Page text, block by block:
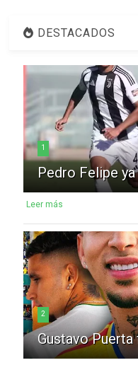
DESTACADOS
1
Pedro Felipe
Leer más
2
Gustavo